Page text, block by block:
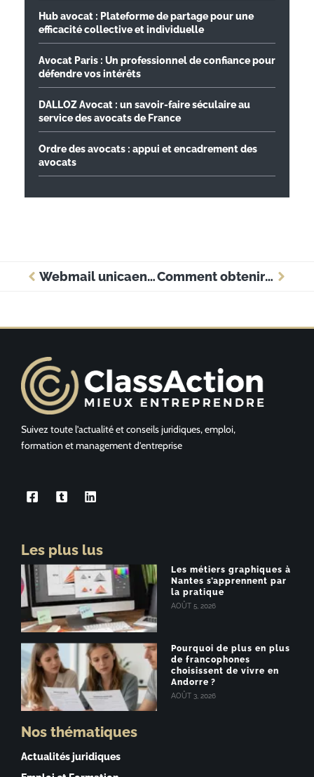
Hub avocat : Plateforme de partage pour une
efficacité collective et individuelle
Avocat Paris : Un professionnel de confiance pour
défendre vos intérêts
DALLOZ Avocat : un savoir-faire séculaire au
service des avocats de France
Ordre des avocats : appui et encadrement des
avocats
Webmail unicaen : la méthode simple pour se connecter à votre messagerie Comment obtenir une adresse de siège social pour son entreprise ?
Suivez toute l’actualité et conseils juridiques, emploi,
formation et management d’entreprise
Les plus lus
Les métiers graphiques à
Nantes s’apprennent par
la pratique
AOÛT 5, 2026
Pourquoi de plus en plus
de francophones
choisissent de vivre en
Andorre ?
AOÛT 3, 2026
Nos thématiques
Actualités juridiques